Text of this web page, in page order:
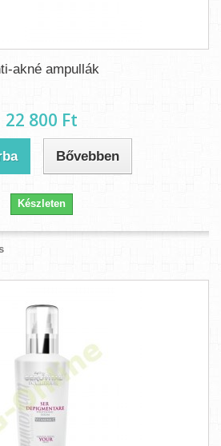
akné ampullák
22 800 Ft‎
Bővebben
Készleten